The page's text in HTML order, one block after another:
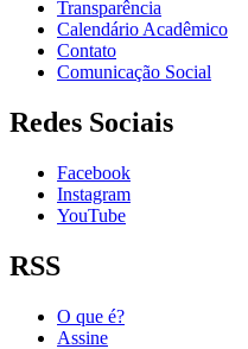
Transparência
Calendário Acadêmico
Contato
Comunicação Social
Redes Sociais
Facebook
Instagram
YouTube
RSS
O que é?
Assine